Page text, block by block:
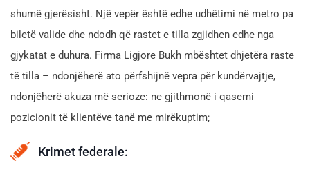
shumë gjerësisht. Një vepër është edhe udhëtimi në metro pa
biletë valide dhe ndodh që rastet e tilla zgjidhen edhe nga
gjykatat e duhura. Firma Ligjore Bukh mbështet dhjetëra raste
të tilla – ndonjëherë ato përfshijnë vepra për kundërvajtje,
ndonjëherë akuza më serioze: ne gjithmonë i qasemi
pozicionit të klientëve tanë me mirëkuptim;
Krimet federale: